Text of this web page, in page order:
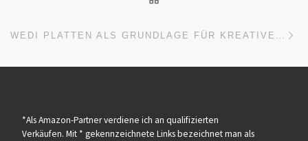
*Als Amazon-Partner verdiene ich an qualifizierten
Verkäufen. Mit * gekennzeichnete Links bezeichnet man als